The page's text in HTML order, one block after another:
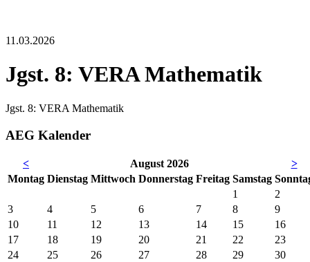
11.03.2026
Jgst. 8: VERA Mathematik
Jgst. 8: VERA Mathematik
AEG Kalender
< August 2026
>
Montag Dienstag Mittwoch Donnerstag Freitag Samstag So
1
2
3
4 5 6 7 8
9
10
11 12 13 14 15
16
17
18 19 20 21 22
23
24
25 26 27 28 29
30